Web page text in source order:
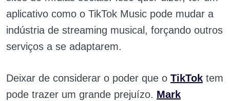
aplicativo como o TikTok Music pode mudar a
indústria de streaming musical, forçando outros
serviços a se adaptarem.
Deixar de considerar o poder que o TikTok tem
pode trazer um grande prejuízo. Mark